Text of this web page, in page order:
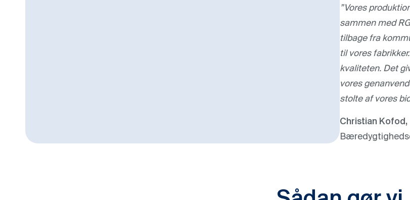
”Vores
sammen med
tilbage fra
til vores
kvaliteten. Det
vores
stolte af vores
Christian Kofod,